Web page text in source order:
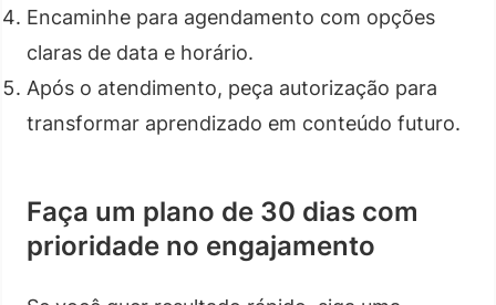
Encaminhe para agendamento com opções
claras de data e horário.
Após o atendimento, peça autorização para
transformar aprendizado em conteúdo futuro.
Faça um plano de 30 dias com
prioridade no engajamento